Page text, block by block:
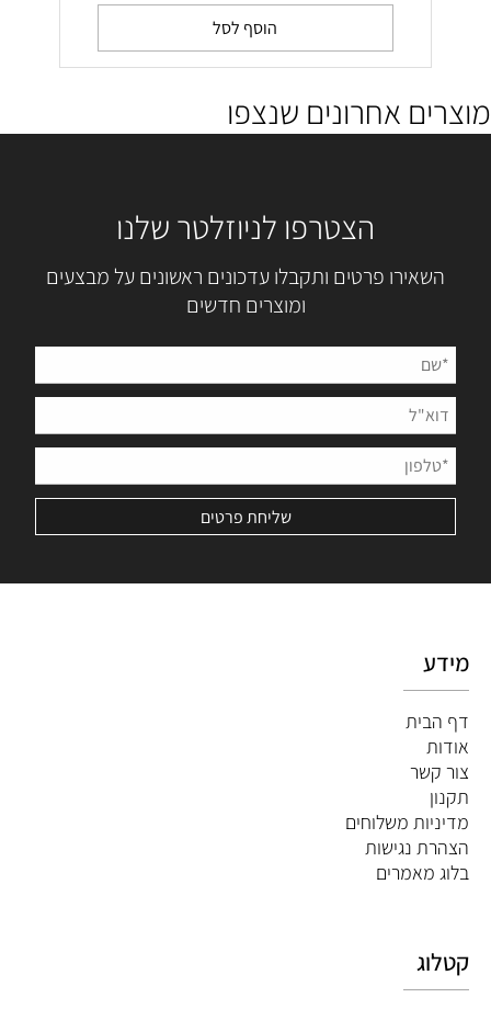
הוסף לסל
מוצרים אחרונים שנצפו
הצטרפו לניוזלטר שלנו
השאירו פרטים ותקבלו עדכונים ראשונים על מבצעים
ומוצרים חדשים
מידע
דף הבית
אודות
צור קשר
תקנון
מדיניות משלוחים
הצהרת נגישות
בלוג מאמרים
קטלוג